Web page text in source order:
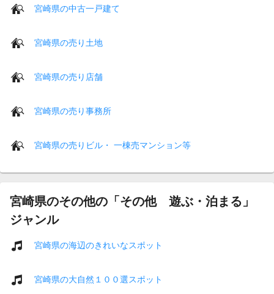
宮崎県の中古一戸建て
宮崎県の売り土地
宮崎県の売り店舗
宮崎県の売り事務所
宮崎県の売りビル・ 一棟売マンション等
宮崎県のその他の「その他 遊ぶ・泊まる」
ジャンル
宮崎県の海辺のきれいなスポット
宮崎県の大自然１００選スポット